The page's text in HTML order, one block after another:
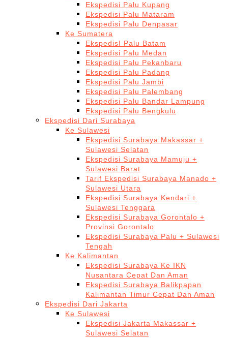
Ekspedisi Palu Kupang
Ekspedisi Palu Mataram
Ekspedisi Palu Denpasar
Ke Sumatera
EkspedisI Palu Batam
Ekspedisi Palu Medan
Ekspedisi Palu Pekanbaru
Ekspedisi Palu Padang
Ekspedisi Palu Jambi
Ekspedisi Palu Palembang
Ekspedisi Palu Bandar Lampung
Ekspedisi Palu Bengkulu
Ekspedisi Dari Surabaya
Ke Sulawesi
Ekspedisi Surabaya Makassar +
Sulawesi Selatan
Ekspedisi Surabaya Mamuju +
Sulawesi Barat
Tarif Ekspedisi Surabaya Manado +
Sulawesi Utara
Ekspedisi Surabaya Kendari +
Sulawesi Tenggara
Ekspedisi Surabaya Gorontalo +
Provinsi Gorontalo
Ekspedisi Surabaya Palu + Sulawesi
Tengah
Ke Kalimantan
Ekspedisi Surabaya Ke IKN
Nusantara Cepat Dan Aman
Ekspedisi Surabaya Balikpapan
Kalimantan Timur Cepat Dan Aman
Ekspedisi Dari Jakarta
Ke Sulawesi
Ekspedisi Jakarta Makassar +
Sulawesi Selatan